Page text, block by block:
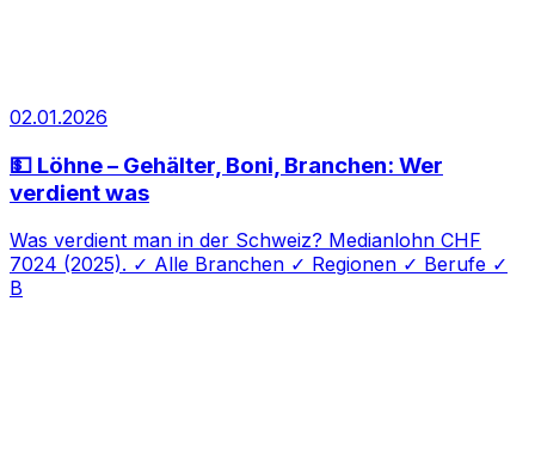
02.01.2026
💵 Löhne – Gehälter, Boni, Branchen: Wer
verdient was
Was verdient man in der Schweiz? Medianlohn CHF
7024 (2025). ✓ Alle Branchen ✓ Regionen ✓ Berufe ✓
B